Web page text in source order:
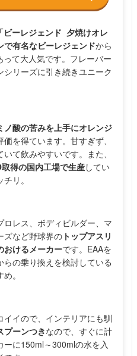
「ビーレジェンド 夕焼けオレ
で有名なビーレジェンドから
て大人気です。フレーバー
リーズに引き続きユニーク
ノ酸の苦みを上手にオレンジ
価を得ています。甘すぎず、
て飲みやすいです。また、
得の国内工場で生産してい
リ。
レス、ボディビルダー、マ
ズなど野球界の トップアスリ
おけるメーカーです。EAAを
の乗り換えを検討している
。
イので、インテリアにも馴
プーンつきなので、すぐに計
に150ml～300mlの水を入